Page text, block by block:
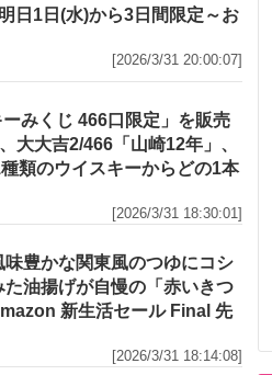
日1日(水)から3日間限定～お
[2026/3/31 20:00:07]
みくじ 466口限定」を販売
大吉2/466「山崎12年」、
類のウイスキーからどの1本
[2026/3/31 18:30:01]
豊かな関東風のつゆにコシ
油揚げが自慢の「赤いきつ
新生活セール Final 先
[2026/3/31 18:14:08]